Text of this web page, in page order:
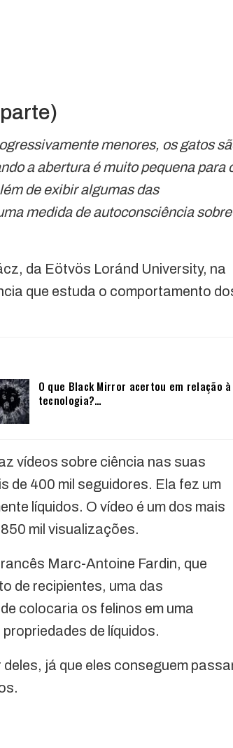
menores, os gatos
a abertura é muito pequena para
de exibir algumas das
medida de autoconsciência sobre
da Eötvös Loránd University, na
que estuda o comportamento
O que Black Mirror acertou em relação à
tecnologia?…
vídeos sobre ciência nas suas
de 400 mil seguidores. Ela fez um
líquidos. O vídeo é um dos mais
mil visualizações.
Marc-Antoine Fardin, que
de recipientes, uma das
colocaria os felinos em uma
de líquidos.
já que eles conseguem